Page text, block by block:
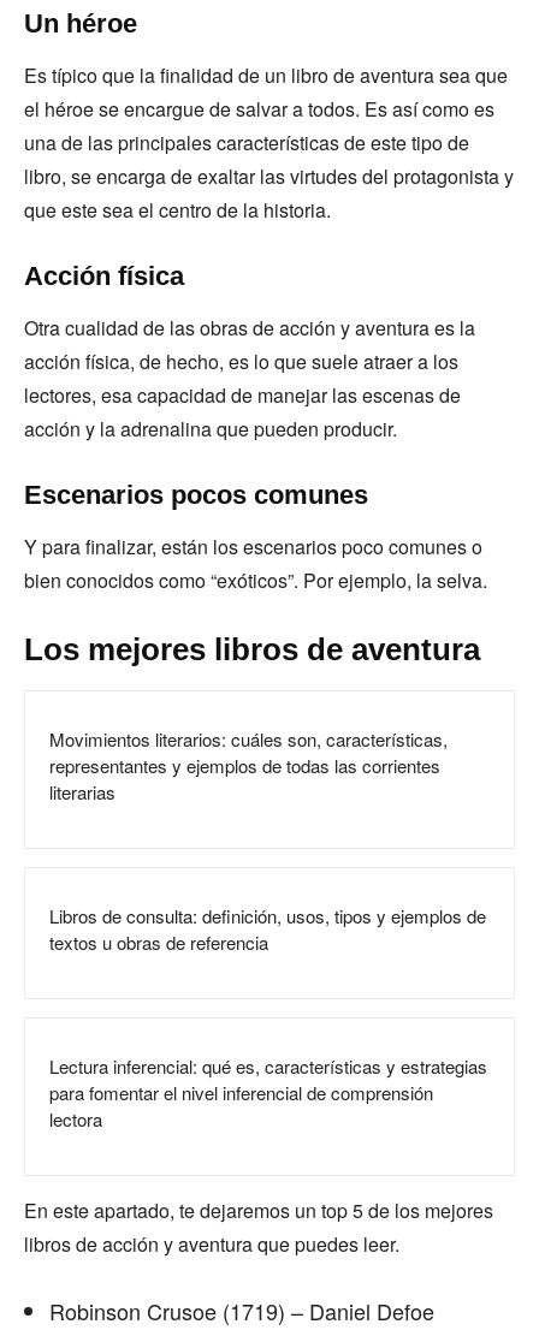
Un héroe
Es típico que la finalidad de un libro de aventura sea que
el héroe se encargue de salvar a todos. Es así como es
una de las principales características de este tipo de
libro, se encarga de exaltar las virtudes del protagonista y
que este sea el centro de la historia.
Acción física
Otra cualidad de las obras de acción y aventura es la
acción física, de hecho, es lo que suele atraer a los
lectores, esa capacidad de manejar las escenas de
acción y la adrenalina que pueden producir.
Escenarios pocos comunes
Y para finalizar, están los escenarios poco comunes o
bien conocidos como “exóticos”. Por ejemplo, la selva.
Los mejores libros de aventura
Movimientos literarios: cuáles son, características,
representantes y ejemplos de todas las corrientes
literarias
Libros de consulta: definición, usos, tipos y ejemplos de
textos u obras de referencia
Lectura inferencial: qué es, características y estrategias
para fomentar el nivel inferencial de comprensión
lectora
En este apartado, te dejaremos un top 5 de los mejores
libros de acción y aventura que puedes leer.
Robinson Crusoe (1719) – Daniel Defoe